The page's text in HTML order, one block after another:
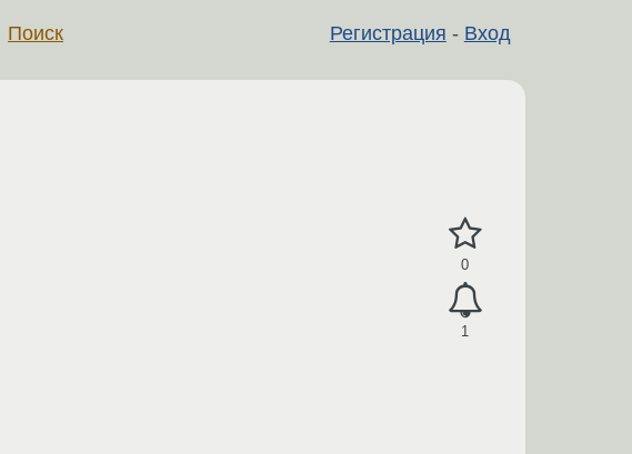
Регистрация - Вход
Поиск
0
1